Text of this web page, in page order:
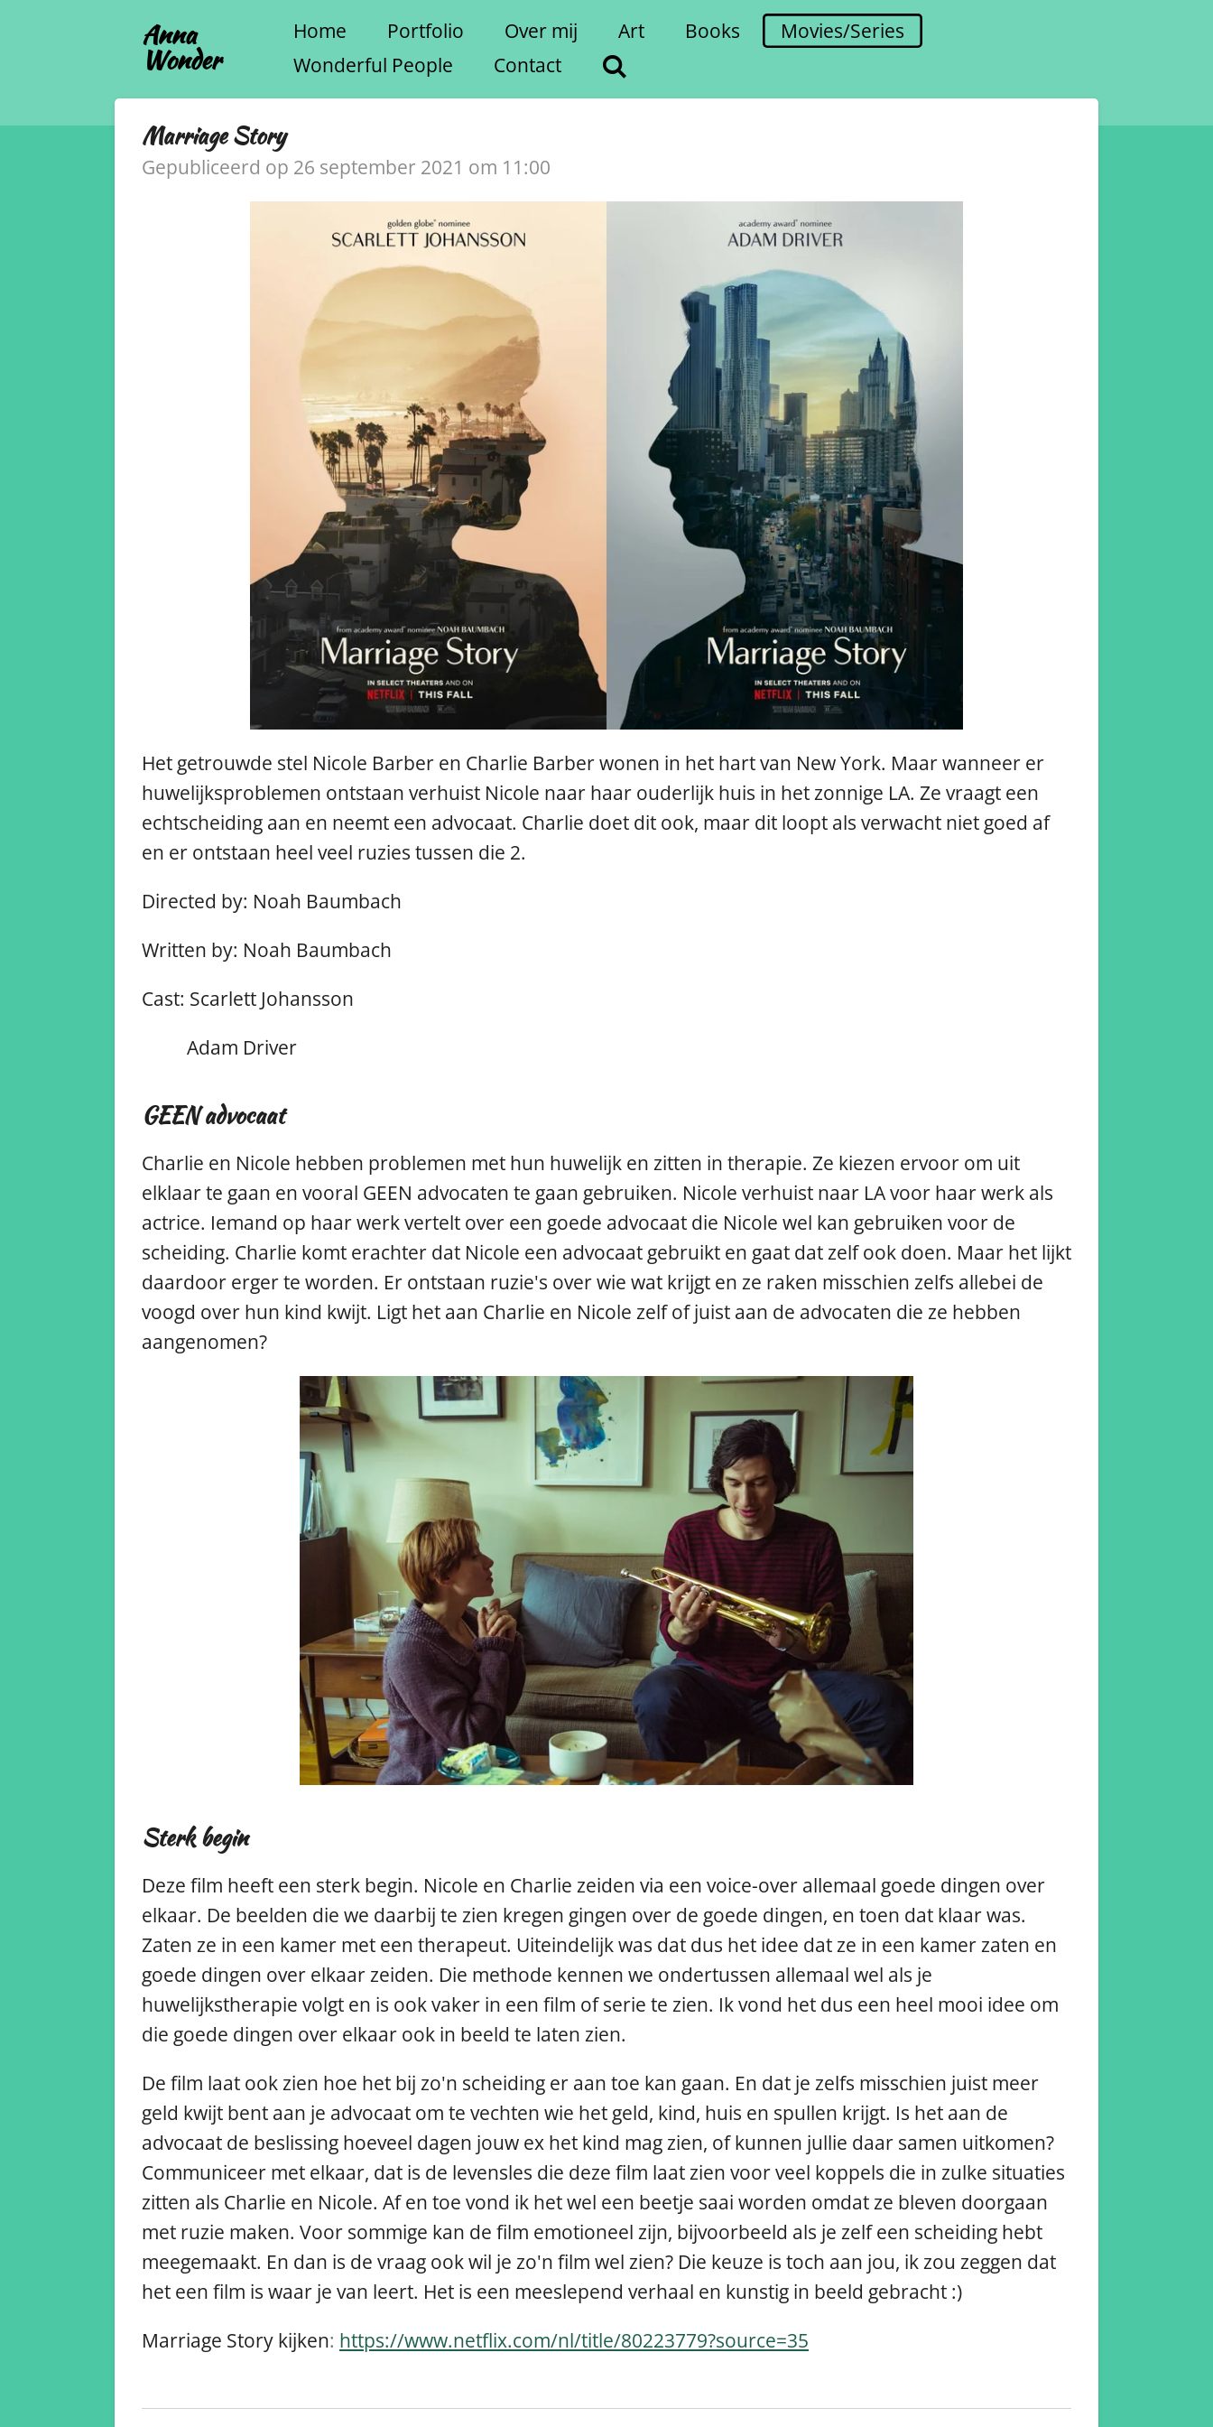
Anna
Wonder
Home Portfolio Over mij Art Books
Movies/Series
Wonderful People
Contact
Marriage Story
Gepubliceerd op 26 september 2021 om 11:00
Het getrouwde stel Nicole Barber en Charlie Barber wonen in het hart van New York. Maar wanneer er
huwelijksproblemen ontstaan verhuist Nicole naar haar ouderlijk huis in het zonnige LA. Ze vraagt een
echtscheiding aan en neemt een advocaat. Charlie doet dit ook, maar dit loopt als verwacht niet goed af
en er ontstaan heel veel ruzies tussen die 2.
Directed by: Noah Baumbach
Written by: Noah Baumbach
Cast: Scarlett Johansson
Adam Driver
GEEN advocaat
Charlie en Nicole hebben problemen met hun huwelijk en zitten in therapie. Ze kiezen ervoor om uit
elklaar te gaan en vooral GEEN advocaten te gaan gebruiken. Nicole verhuist naar LA voor haar werk als
actrice. Iemand op haar werk vertelt over een goede advocaat die Nicole wel kan gebruiken voor de
scheiding. Charlie komt erachter dat Nicole een advocaat gebruikt en gaat dat zelf ook doen. Maar het lijkt
daardoor erger te worden. Er ontstaan ruzie's over wie wat krijgt en ze raken misschien zelfs allebei de
voogd over hun kind kwijt. Ligt het aan Charlie en Nicole zelf of juist aan de advocaten die ze hebben
aangenomen?
Sterk begin
Deze film heeft een sterk begin. Nicole en Charlie zeiden via een voice-over allemaal goede dingen over
elkaar. De beelden die we daarbij te zien kregen gingen over de goede dingen, en toen dat klaar was.
Zaten ze in een kamer met een therapeut. Uiteindelijk was dat dus het idee dat ze in een kamer zaten en
goede dingen over elkaar zeiden. Die methode kennen we ondertussen allemaal wel als je
huwelijkstherapie volgt en is ook vaker in een film of serie te zien. Ik vond het dus een heel mooi idee om
die goede dingen over elkaar ook in beeld te laten zien.
De film laat ook zien hoe het bij zo'n scheiding er aan toe kan gaan. En dat je zelfs misschien juist meer
geld kwijt bent aan je advocaat om te vechten wie het geld, kind, huis en spullen krijgt. Is het aan de
advocaat de beslissing hoeveel dagen jouw ex het kind mag zien, of kunnen jullie daar samen uitkomen?
Communiceer met elkaar, dat is de levensles die deze film laat zien voor veel koppels die in zulke situaties
zitten als Charlie en Nicole. Af en toe vond ik het wel een beetje saai worden omdat ze bleven doorgaan
met ruzie maken. Voor sommige kan de film emotioneel zijn, bijvoorbeeld als je zelf een scheiding hebt
meegemaakt. En dan is de vraag ook wil je zo'n film wel zien? Die keuze is toch aan jou, ik zou zeggen dat
het een film is waar je van leert. Het is een meeslepend verhaal en kunstig in beeld gebracht :)
Marriage Story kijken: https://www.netflix.com/nl/title/80223779?source=35